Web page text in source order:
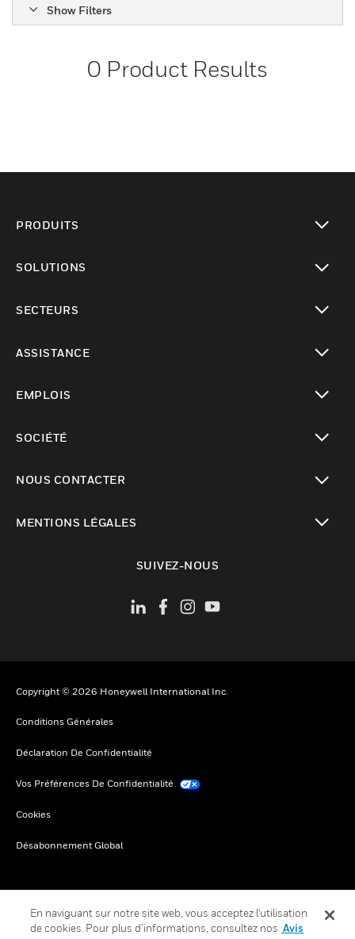
Show Filters
0 Product Results
PRODUITS
SOLUTIONS
SECTEURS
ASSISTANCE
EMPLOIS
SOCIÉTÉ
NOUS CONTACTER
MENTIONS LÉGALES
SUIVEZ-NOUS
Copyright © 2026 Honeywell International Inc.
Conditions Générales
Déclaration De Confidentialité
Vos Préférences De Confidentialité
Cookies
Désabonnement Global
En naviguant sur notre site web, vous acceptez l'utilisation
de cookies. Pour plus d’informations, consultez nos Avis